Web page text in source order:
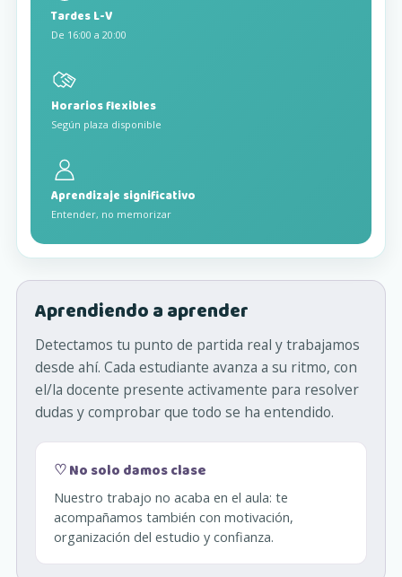
Tardes L-V
De 16:00 a 20:00
Horarios flexibles
Según plaza disponible
Aprendizaje significativo
Entender, no memorizar
Aprendiendo a aprender
Detectamos tu punto de partida real y trabajamos
desde ahí. Cada estudiante avanza a su ritmo, con
el/la docente presente activamente para resolver
dudas y comprobar que todo se ha entendido.
♡ No solo damos clase
Nuestro trabajo no acaba en el aula: te
acompañamos también con motivación,
organización del estudio y confianza.